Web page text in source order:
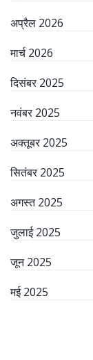
अप्रैल 2026
मार्च 2026
दिसंबर 2025
नवंबर 2025
अक्तूबर 2025
सितंबर 2025
अगस्त 2025
जुलाई 2025
जून 2025
मई 2025